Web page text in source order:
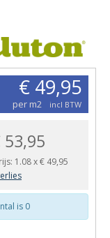
€ 49,95
per m2 incl BTW
53,95
1.08x€ 49,95
is 0